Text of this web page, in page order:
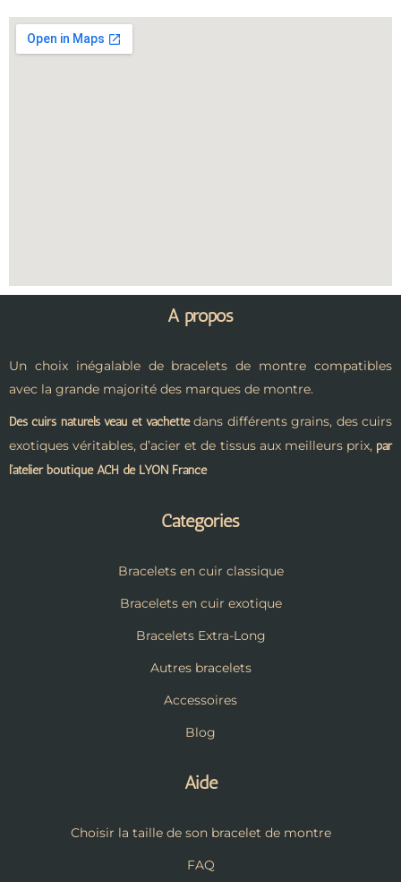
A propos
Un choix inégalable de bracelets de montre compatibles
avec la grande majorité des marques de montre.
Des cuirs naturels veau et vachettedans différents grains, des cuirs
exotiques véritables, d’acier et de tissus aux meilleurs prix, par
l’atelier boutique ACH de LYON France
Catégories
Bracelets en cuir classique
Bracelets en cuir exotique
Bracelets Extra-Long
Autres bracelets
Accessoires
Blog
Aide
Choisir la taille de son bracelet de montre
FAQ